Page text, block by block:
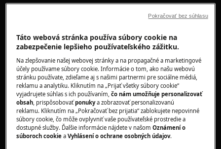
Platí pre:
voľne stojaci sporák s indukčnou varnou
doskou
integrovaný elektrický sporák
voľne stojaci sporák s elektrickou varnou
doskou
Riešenie:
1. Skontrolujte, či je spotrebič správne
pripojený k elektrickému napájaniu.
Táto webová stránka používa súbory cookie na
zabezpečenie lepšieho používateľského zážitku.
Na zlepšovanie našej webovej stránky a na propagačné a marketingové
účely používame súbory cookie. Informácie o tom, ako našu webovú
stránku používate, zdieľame aj s našimi partnermi pre sociálne médiá,
reklamu a analytiku. Kliknutím na „Prijať všetky súbory cookie“
vyjadrujete súhlas s ich používaním,čo nám umožňuje personalizovať
obsah , prispôsobovaťponukya zobrazovať personalizovanú
reklamu. Kliknutím na „Pokračovať bez prijatia“ zablokujete nepovinné
súbory cookie, čo môže ovplyvniť vaše používateľské prostredie a
dostupné služby. Ďalšie informácie nájdete v našomOznámení o
súboroch cookie aVyhlásení o ochrane osobných údajov.
Pokračovať bez súhlasu